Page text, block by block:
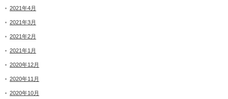
2021年4月
2021年3月
2021年2月
2021年1月
2020年12月
2020年11月
2020年10月